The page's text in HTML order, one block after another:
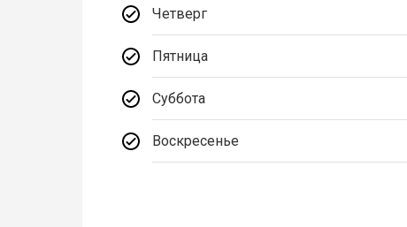
Четверг
Пятница
Суббота
Воскресенье